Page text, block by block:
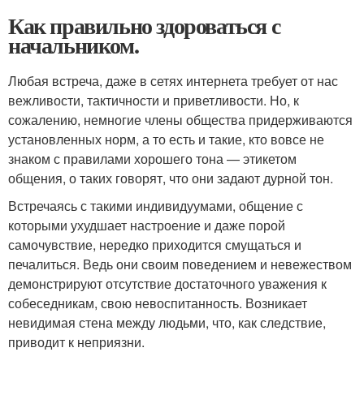
Как правильно здороваться с
начальником.
Любая встреча, даже в сетях интернета требует от нас
вежливости, тактичности и приветливости. Но, к
сожалению, немногие члены общества придерживаются
установленных норм, а то есть и такие, кто вовсе не
знаком с правилами хорошего тона — этикетом
общения, о таких говорят, что они задают дурной тон.
Встречаясь с такими индивидуумами, общение с
которыми ухудшает настроение и даже порой
самочувствие, нередко приходится смущаться и
печалиться. Ведь они своим поведением и невежеством
демонстрируют отсутствие достаточного уважения к
собеседникам, свою невоспитанность. Возникает
невидимая стена между людьми, что, как следствие,
приводит к неприязни.